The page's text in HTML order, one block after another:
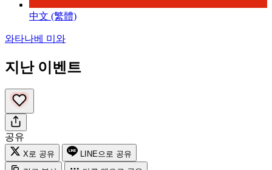
中文 (繁體)
와타나베 미와
지난 이벤트
공유
X로 공유
LINE으로 공유